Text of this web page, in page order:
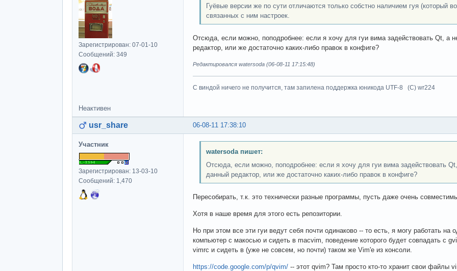
Зарегистрирован: 07-01-10
Сообщений: 349
Гуёвые версии же по сути отличаются только собстно наличием гуя (который
связанных с ним настроек.
Отсюда, если можно, поподробнее: если я хочу для гуи вима задействовать Qt, а
редактор, или же достаточно каких-либо правок в конфиге?
Редактировался watersoda (06-08-11 17:15:48)
С виндой ничего не получится, там запилена поддержка юникода UTF-8 (C) wr224
Неактивен
06-08-11 17:38:10
usr_share
Участник
Зарегистрирован: 13-03-10
Сообщений: 1,470
watersoda пишет:
Отсюда, если можно, поподробнее: если я хочу для гуи вима задействовать
данный редактор, или же достаточно каких-либо правок в конфиге?
Пересобирать, т.к. это технически разные программы, пусть даже очень
Хотя в наше время для этого есть репозитории.
Но при этом все эти гуи ведут себя почти одинаково -- то есть, я могу работать
компьютер с макосью и сидеть в macvim, поведение которого будет совпадать с
vimrc и сидеть в (уже не совсем, но почти) таком же Vim'е из консоли.
https://code.google.com/p/qvim/ -- этот qvim? Там просто кто-то хранит свои файлы